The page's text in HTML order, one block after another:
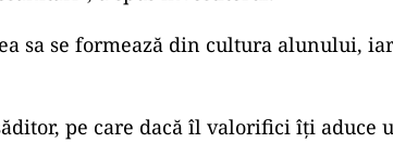
sa se formează din cultura alunului, iar
pe care dacă îl valorifici îţi aduce